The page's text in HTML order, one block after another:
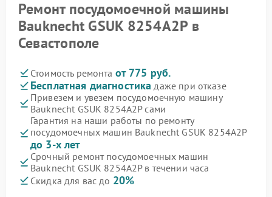
Ремонт посудомоечной машины
Bauknecht GSUK 8254A2P в
Севастополе
Стоимость ремонта от 775 руб.
Бесплатная диагностика даже при отказе
Привезем и увезем посудомоечную машину
Bauknecht GSUK 8254A2P сами
Гарантия на наши работы по ремонту
посудомоечных машин Bauknecht GSUK 8254A2P
до 3-х лет
Срочный ремонт посудомоечных машин
Bauknecht GSUK 8254A2P в течении часа
Скидка для вас до 20%